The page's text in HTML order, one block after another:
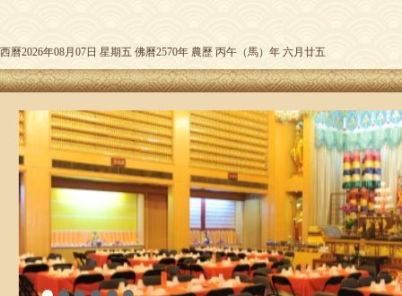
西曆2026年08月07日 星期五 佛曆2570年 農歷 丙午（馬）年 六月廿五